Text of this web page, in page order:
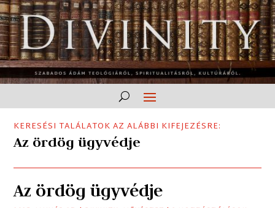
KERESÉSI TALÁLATOK AZ ALÁBBI KIFEJEZÉSRE:
Az ördög ügyvédje
Az ördög ügyvédje